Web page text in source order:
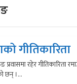
गीतिकारिता
प्रवासमा रहेर गीतिकारिता
छन् ।...